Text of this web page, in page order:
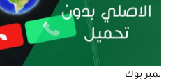
نمبر بوك